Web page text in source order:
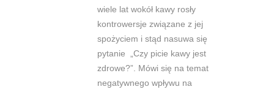
wiele lat wokół kawy rosły
kontrowersje związane z jej
spożyciem i stąd nasuwa się
pytanie „ Czy picie kawy jest
zdrowe?”. Mówi się na temat
negatywnego wpływu na